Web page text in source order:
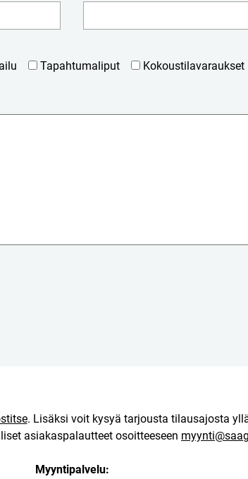
Tapahtumaliput Kokoustilavaraukset
. Lisäksi voit kysyä tarjousta tilausajosta
asiakaspalautteet osoitteeseen
Myyntipalvelu: